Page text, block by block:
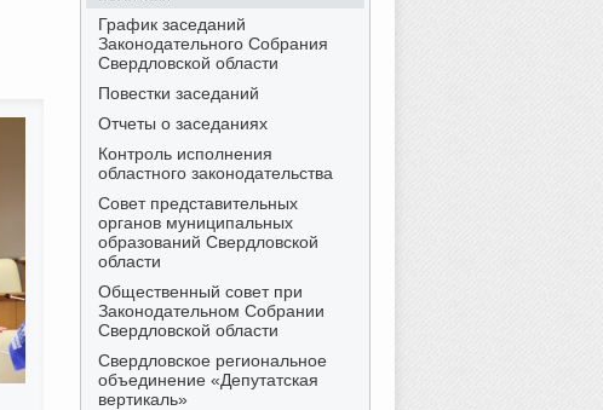
График заседаний
Законодательного Собрания
Свердловской области
Повестки заседаний
Отчеты о заседаниях
Контроль исполнения
областного законодательства
Совет представительных
органов муниципальных
образований Свердловской
области
Общественный совет при
Законодательном Собрании
Свердловской области
Свердловское региональное
объединение «Депутатская
вертикаль»